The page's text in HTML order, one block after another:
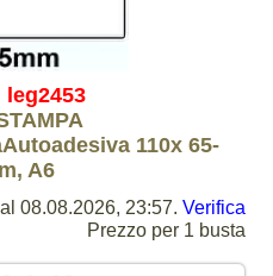
110x 65-
A6
08.08.2026, 23:57. Verifica
Prezzo per 1 busta